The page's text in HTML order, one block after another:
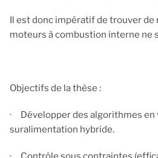
Il est donc impératif de trouver
moteurs à combustion interne ne
Objectifs de la thèse :
· Développer des algorithmes en
suralimentation hybride.